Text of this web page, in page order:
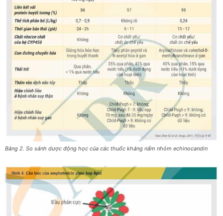
Bảng 2. So sánh dược động học của các thuốc kháng nấm nhóm echinocandin